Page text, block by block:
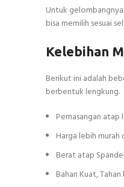
Untuk
bisa memilih sesuai
Kelebihan
Berikut ini adalah
berbentuk lengkung.
Pemasangan
Harga lebih
Berat atap
Bahan Kuat,